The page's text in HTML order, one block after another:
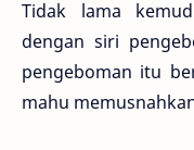
Tidak lama
dengan siri
pengeboman itu
mahu